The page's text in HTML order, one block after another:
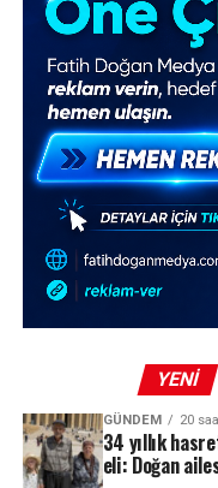
YENI
GÜNDEM 20
34 yıllık
eli: Doğan